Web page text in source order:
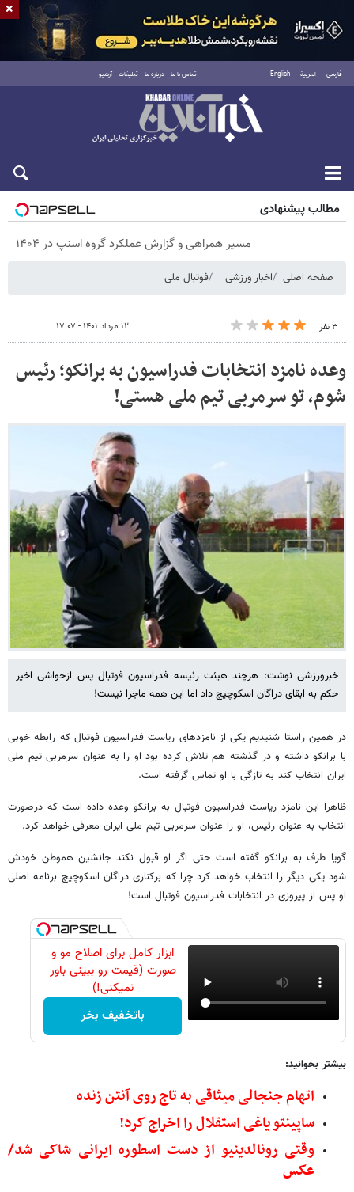
فارسی العربية English تماس با ما درباره ما تبلیغات آرشیو
پنجشنبه ۱۵ مرداد ۱۴۰۵
مطالب پیشنهادی
مسیر همراهی و گزارش عملکرد گروه اسنپ در ۱۴۰۴
صفحه اصلی اخبار ورزشی فوتبال ملی
۳ نفر ۱۲ مرداد ۱۴۰۱ - ۱۷:۰۷
وعده نامزد انتخابات فدراسیون به برانکو؛ رئیس
شوم، تو سرمربی تیم ملی هستی!
خبرورزشی نوشت: هرچند هیئت رئیسه فدراسیون فوتبال پس ازحواشی اخیر
حکم به ابقای دراگان اسکوچیچ داد اما این همه ماجرا نیست!
در همین راستا شنیدیم یکی از نامزدهای ریاست فدراسیون فوتبال که رابطه خوبی
با برانکو داشته و در گذشته هم تلاش کرده بود او را به عنوان سرمربی تیم ملی
ایران انتخاب کند به تازگی با او تماس گرفته است.
ظاهرا این نامزد ریاست فدراسیون فوتبال به برانکو وعده داده است که درصورت
انتخاب به عنوان رئیس، او را عنوان سرمربی تیم ملی ایران معرفی خواهد کرد.
گویا طرف به برانکو گفته است حتی اگر او قبول نکند جانشین هموطن خودش
شود یکی دیگر را انتخاب خواهد کرد چرا که برکناری دراگان اسکوچیچ برنامه اصلی
او پس از پیروزی در انتخابات فدراسیون فوتبال است!
ابزار کامل برای اصلاح مو و
صورت (قیمت رو ببینی باور
نمیکنی!)
باتخفیف بخر
بیشتر بخوانید:
اتهام جنجالی میثاقی به تاج روی آنتن زنده
ساپینتو یاغی استقلال را اخراج کرد!
وقتی رونالدینیو از دست اسطوره ایرانی شاکی شد/
عکس
×